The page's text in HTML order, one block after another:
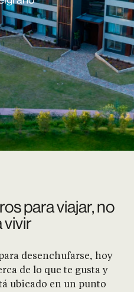
para viajar, no
vivir
desenchufarse, hoy
de lo que te gusta y
ubicado en un punto